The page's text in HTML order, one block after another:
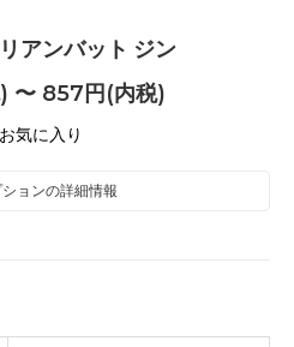
アンバット ジン
〜 857円(内税)
お気に入り
ョンの詳細情報